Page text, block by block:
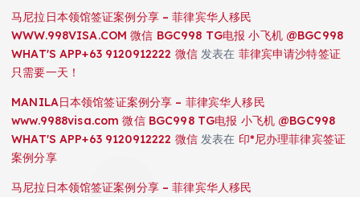
马尼拉日本领馆签证案例分享 – 菲律宾华人移民
WWW.998VISA.COM 微信 BGC998 TG电报 小飞机 @BGC998
WHAT'S APP+63 9120912222 微信发表在 菲律宾申请沙特签证
只需要一天！
MANILA日本领馆签证案例分享 – 菲律宾华人移民
www.9988visa.com 微信 BGC998 TG电报 小飞机 @BGC998
WHAT'S APP+63 9120912222 微信发表在 印*尼办理菲律宾签证
案例分享
马尼拉日本领馆签证案例分享 – 菲律宾华人移民